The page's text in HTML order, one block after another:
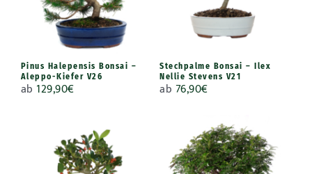
Pinus Halepensis Bonsai –
Aleppo-Kiefer V26
ab 129,90€
Stechpalme Bonsai – Ilex
Nellie Stevens V21
ab 76,90€